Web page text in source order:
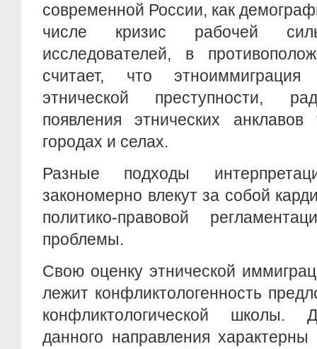
современной России, как
числе кризис рабочей
исследователей, в
считает, что этноиммиграция
этнической преступности,
появления этнических
городах и селах.
Разные подходы
закономерно влекут за собой
политико-правовой
проблемы.
Свою оценку этнической
лежит конфликтологенность
конфликтологической школы.
данного направления